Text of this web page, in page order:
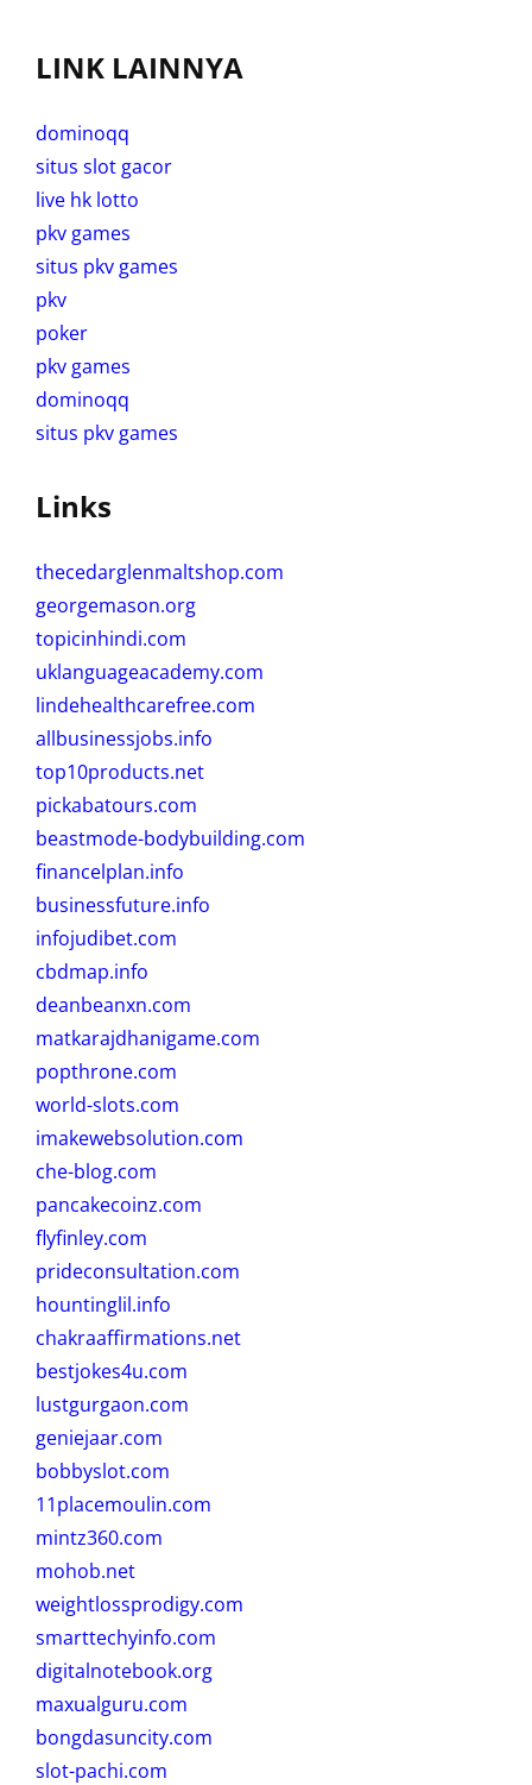
LINK LAINNYA
dominoqq
situs slot gacor
live hk lotto
pkv games
situs pkv games
pkv
poker
pkv games
dominoqq
situs pkv games
Links
thecedarglenmaltshop.com
georgemason.org
topicinhindi.com
uklanguageacademy.com
lindehealthcarefree.com
allbusinessjobs.info
top10products.net
pickabatours.com
beastmode-bodybuilding.com
financelplan.info
businessfuture.info
infojudibet.com
cbdmap.info
deanbeanxn.com
matkarajdhanigame.com
popthrone.com
world-slots.com
imakewebsolution.com
che-blog.com
pancakecoinz.com
flyfinley.com
prideconsultation.com
hountinglil.info
chakraaffirmations.net
bestjokes4u.com
lustgurgaon.com
geniejaar.com
bobbyslot.com
11placemoulin.com
mintz360.com
mohob.net
weightlossprodigy.com
smarttechyinfo.com
digitalnotebook.org
maxualguru.com
bongdasuncity.com
slot-pachi.com